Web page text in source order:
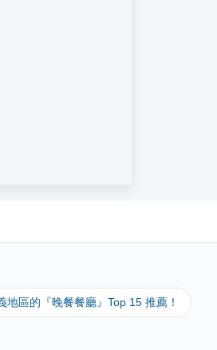
地區的『晚餐餐廳』Top 15 推薦！